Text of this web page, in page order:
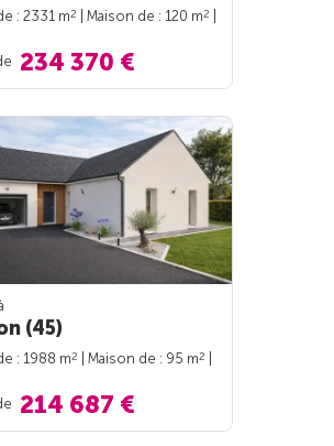
: 2331 m2 | Maison de : 120 m2
234 370 €
(45)
: 1988 m2 | Maison de : 95 m2
214 687 €